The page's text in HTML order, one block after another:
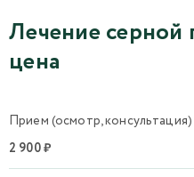
Лечение серной
цена
Прием (осмотр,
2 900 ₽